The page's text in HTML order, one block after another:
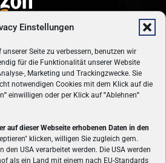
Einstellungen
Seite zu verbessern, benutzen wir
für die Funktionalität unserer Website
, Marketing und Trackingzwecke. Sie
notwendigen Cookies mit dem Klick auf die
" einwilligen oder per Klick auf"Ablehnen"
auf dieser Webseite erhobenen Daten in den
klicken, willigen Sie zugleich gem.
den USA verarbeitet werden. Die USA werden
als ein Land mit einem nach EU-Standards
ÜBER UNS